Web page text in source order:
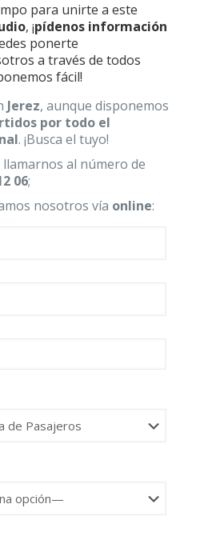
para unirte a este
, ¡pídenos información
ponerte
a través de todos
fácil!
Jerez, aunque disponemos
por todo el
. ¡Busca el tuyo!
al número de
06;
nosotros vía online: